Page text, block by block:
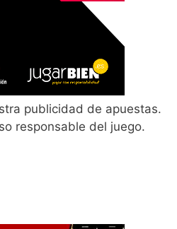
publicidad de apuestas.
responsable del juego.